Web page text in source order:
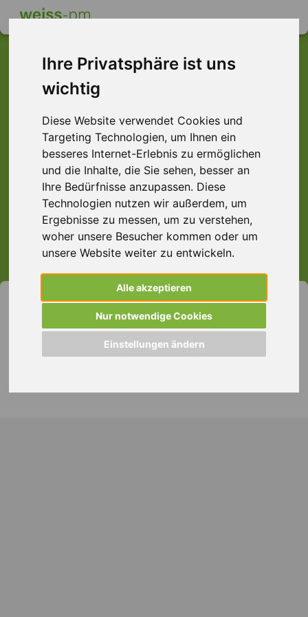
Ihre Privatsphäre ist uns
wichtig
Diese Website verwendet Cookies und
Targeting Technologien, um Ihnen ein
besseres Internet-Erlebnis zu ermöglichen
und die Inhalte, die Sie sehen, besser an
Ihre Bedürfnisse anzupassen. Diese
Technologien nutzen wir außerdem, um
Ergebnisse zu messen, um zu verstehen,
woher unsere Besucher kommen oder um
unsere Website weiter zu entwickeln.
Alle akzeptieren
Nur notwendige Cookies
Einstellungen ändern
Dieser Job ist leider
nicht mehr verfügbar ...
... aber vielleicht ist hier etwas dabei:
> Alle Jobs anzeigen.